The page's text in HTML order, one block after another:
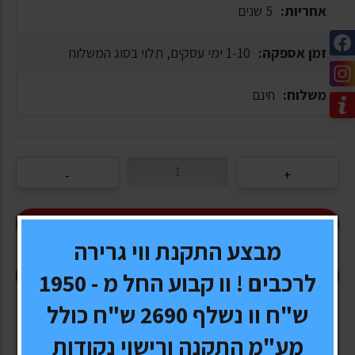
אחריות: 5 שנים
זמן אספקה: 1-10 ימי עסקים, תלוי בסוג המשלוח
משלוח: חינם
הוסף לעגלה
קנה עכשיו
מבצע התקנת ווי גרירה
לרכבים ! וו קבוע החל מ - 1950
ש"ח וו נשלף 2690 ש"ח כולל
מע"מ התקנה ורישוי נקודות